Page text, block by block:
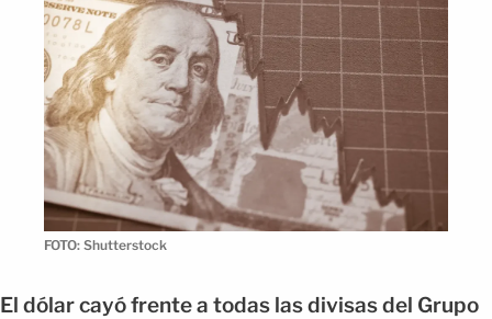
FOTO: Shutterstock
El dólar cayó frente a todas las divisas del Grupo